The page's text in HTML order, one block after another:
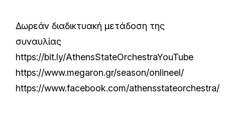
Δωρεάν διαδικτυακή μετάδοση της
συναυλίας
https://bit.ly/AthensStateOrchestraYouTube
https://www.megaron.gr/season/onlineel/
https://www.facebook.com/athensstateorchestra/